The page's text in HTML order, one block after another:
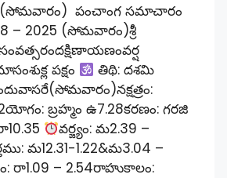
(సోమవారం) పంచాంగ సమాచారం
– 2025 (సోమవారం)శ్రీ
పక్షం
తిథి: దశమి
బ్రహ్మం ఉ7.28కరణం: గరజి
వర్జ్యం: మ2.39 –
మ12.31-1.22&మ3.04 –
రా1.09 – 2.54రాహుకాలం: